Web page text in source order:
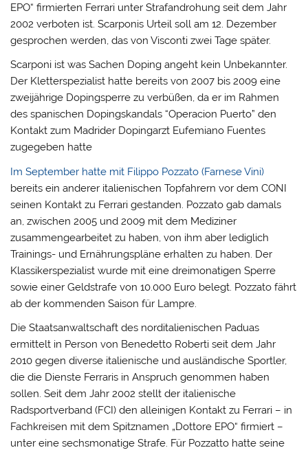
EPO“ firmierten Ferrari unter Strafandrohung seit dem Jahr
2002 verboten ist. Scarponis Urteil soll am 12. Dezember
gesprochen werden, das von Visconti zwei Tage später.
Scarponi ist was Sachen Doping angeht kein Unbekannter.
Der Kletterspezialist hatte bereits von 2007 bis 2009 eine
zweijährige Dopingsperre zu verbüßen, da er im Rahmen
des spanischen Dopingskandals “Operacion Puerto” den
Kontakt zum Madrider Dopingarzt Eufemiano Fuentes
zugegeben hatte
Im September hatte mit Filippo Pozzato (Farnese Vini)
bereits ein anderer italienischen Topfahrern vor dem CONI
seinen Kontakt zu Ferrari gestanden. Pozzato gab damals
an, zwischen 2005 und 2009 mit dem Mediziner
zusammengearbeitet zu haben, von ihm aber lediglich
Trainings- und Ernährungspläne erhalten zu haben. Der
Klassikerspezialist wurde mit eine dreimonatigen Sperre
sowie einer Geldstrafe von 10.000 Euro belegt. Pozzato fährt
ab der kommenden Saison für Lampre.
Die Staatsanwaltschaft des norditalienischen Paduas
ermittelt in Person von Benedetto Roberti seit dem Jahr
2010 gegen diverse italienische und ausländische Sportler,
die die Dienste Ferraris in Anspruch genommen haben
sollen. Seit dem Jahr 2002 stellt der italienische
Radsportverband (FCI) den alleinigen Kontakt zu Ferrari – in
Fachkreisen mit dem Spitznamen „Dottore EPO“ firmiert –
unter eine sechsmonatige Strafe. Für Pozzatto hatte seine